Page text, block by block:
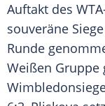
Auftakt des
souveräne
Runde
Weißen Gruppe